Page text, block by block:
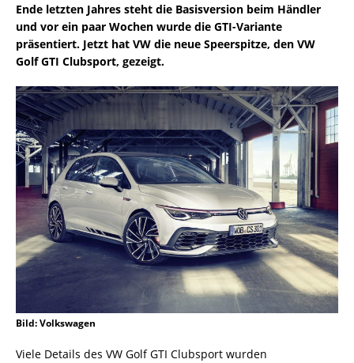
Ende letzten Jahres steht die Basisversion beim Händler
und vor ein paar Wochen wurde die GTI-Variante
präsentiert. Jetzt hat VW die neue Speerspitze, den VW
Golf GTI Clubsport, gezeigt.
Bild: Volkswagen
Viele Details des VW Golf GTI Clubsport wurden